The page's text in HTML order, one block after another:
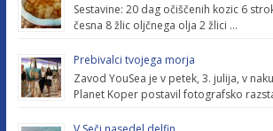
Sestavine: 20 dag očiščenih kozic 6
česna 8 žlic oljčnega olja 2 žlici …
Prebivalci tvojega morja
Zavod YouSea je v petek, 3. julija, v
Planet Koper postavil fotografsko